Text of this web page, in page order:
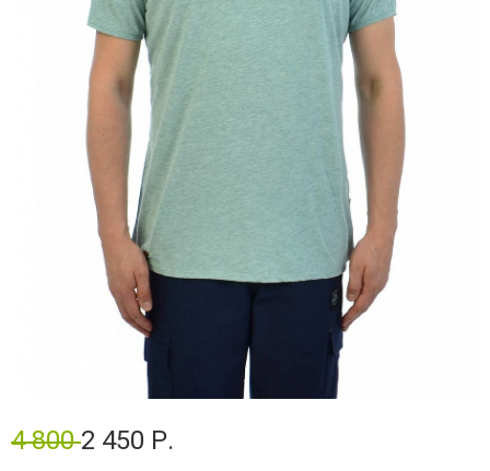
4 8002 450 Р.